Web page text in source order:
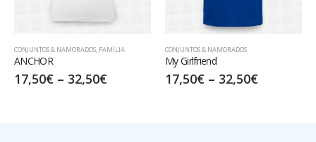
,FAMÍLIA
32,50€
CONJUNTOS & NAMORADOS
17,50 32,50€ 15,00